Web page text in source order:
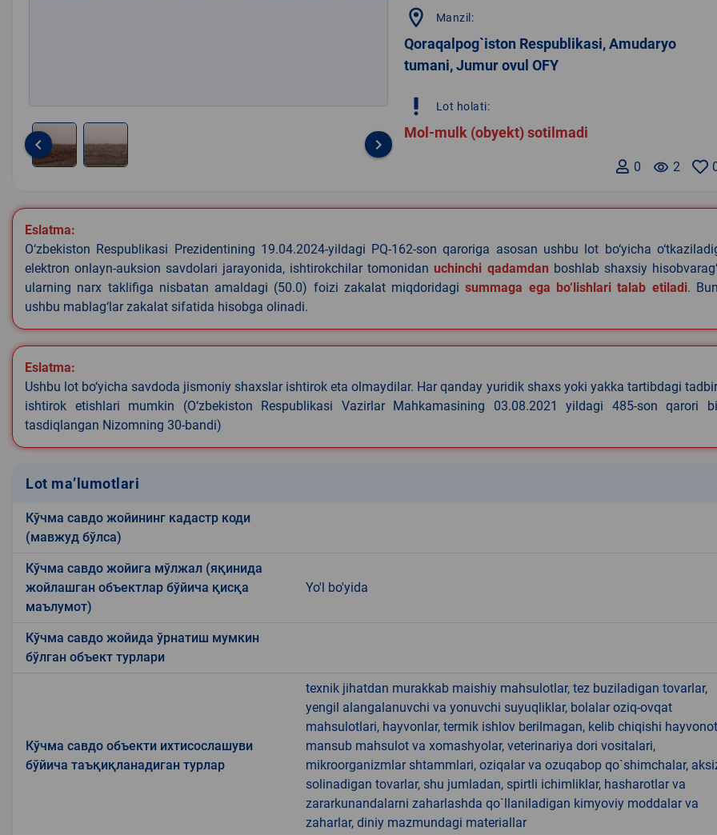
of
2
keyboard_arrow_left keyboard_arrow_right
location_on Manzil:
Qoraqalpog`iston Respublikasi, Amudaryo
tumani, Jumur ovul OFY
priority_high Lot holati:
Mol-mulk (obyekt) sotilmadi
remove_red_eye 2
0
Eslatma:
O‘zbekiston Respublikasi Prezidentining 19.04.2024-yildagi PQ-162-son qaroriga asosan ushbu lot bo‘yicha
elektron onlayn-auksion savdolari jarayonida, ishtirokchilar tomonidanuchinchi qadamdan boshlab shaxsiy
ularning narx taklifiga nisbatan amaldagi (50.0) foizi zakalat miqdoridagisummaga ega bo‘lishlari talab etiladi.
ushbu mablag‘lar zakalat sifatida hisobga olinadi.
Eslatma:
Ushbu lot bo‘yicha savdoda jismoniy shaxslar ishtirok eta olmaydilar. Har qanday yuridik shaxs yoki yakka tartibdagi
ishtirok etishlari mumkin (O‘zbekiston Respublikasi Vazirlar Mahkamasining 03.08.2021 yildagi 485-son qarori
tasdiqlangan Nizomning 30-bandi)
Lot ma’lumotlari
Кўчма савдо жойининг кадастр коди
(мавжуд бўлса)
Кўчма савдо жойига мўлжал (яқинида
жойлашган объектлар бўйича қисқа
маълумот)
Yo'l bo'yida
Кўчма савдо жойида ўрнатиш мумкин
бўлган объект турлари
Кўчма савдо объекти ихтисослашуви
бўйича таъқиқланадиган турлар
texnik jihatdan murakkab maishiy mahsulotlar, tez buziladigan tovarlar,
yengil alangalanuvchi va yonuvchi suyuqliklar, bolalar oziq-ovqat
mahsulotlari, hayvonlar, termik ishlov berilmagan, kelib chiqishi
mansub mahsulot va xomashyolar, veterinariya dori vositalari,
mikroorganizmlar shtammlari, oziqalar va ozuqabop qo`shimchalar,
solinadigan tovarlar, shu jumladan, spirtli ichimliklar, hasharotlar va
zararkunandalarni zaharlashda qo`llaniladigan kimyoviy moddalar va
zaharlar, diniy mazmundagi materiallar